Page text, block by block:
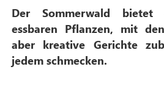
Der Sommerwald
essbaren Pflanzen, mit
aber kreative Gerichte
jedem schmecken.